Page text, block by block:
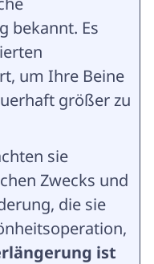
bekannt. Es
um Ihre Beine
größer zu
sie
Zwecks und
die sie
ist